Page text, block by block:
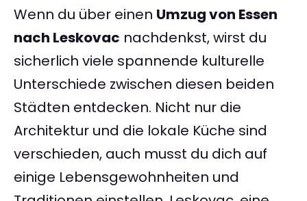
Wenn du über einen Umzug von Essen
nach Leskovac nachdenkst, wirst du
sicherlich viele spannende kulturelle
Unterschiede zwischen diesen beiden
Städten entdecken. Nicht nur die
Architektur und die lokale Küche sind
verschieden, auch musst du dich auf
einige Lebensgewohnheiten und